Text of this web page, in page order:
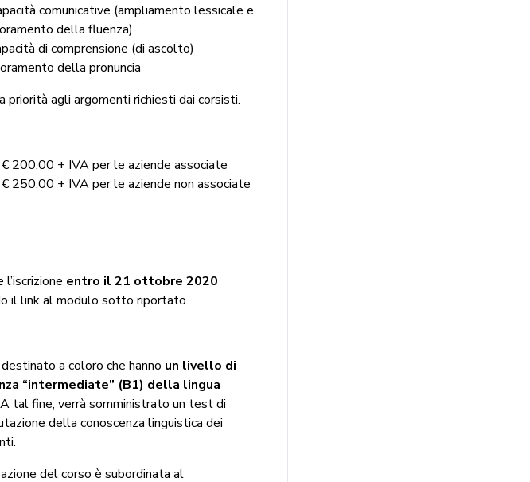
comunicative (ampliamento lessicale e
della fluenza)
di comprensione (di ascolto)
della pronuncia
priorità agli argomenti richiesti dai corsisti.
+ IVA per le aziende associate
+ IVA per le aziende non associate
l’iscrizione entro il 21 ottobre 2020
il link al modulo sotto riportato.
a coloro che hanno un livello di
“intermediate” (B1) della lingua
A tal fine, verrà somministrato un test di
della conoscenza linguistica dei
del corso è subordinata al